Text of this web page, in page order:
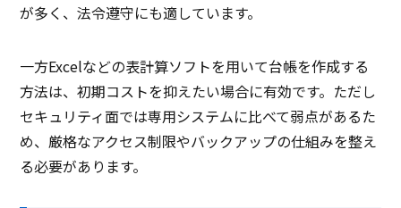
が多く、法令遵守にも適しています。
一方Excelなどの表計算ソフトを用いて台帳を作成する
方法は、初期コストを抑えたい場合に有効です。ただし
セキュリティ面では専用システムに比べて弱点があるた
め、厳格なアクセス制限やバックアップの仕組みを整え
る必要があります。